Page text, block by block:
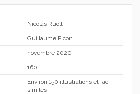
Nicolas Ruolt
Guillaume Picon
novembre 2020
160
Environ 150 illustrations et fac-
similés